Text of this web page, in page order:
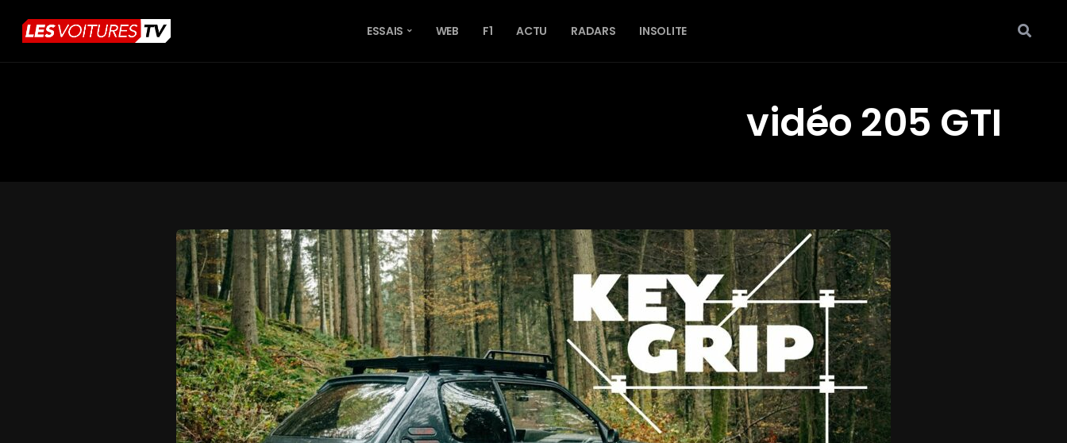
ESSAIS WEB F1 ACTU RADARS INSOLITE
vidéo 205 GTI